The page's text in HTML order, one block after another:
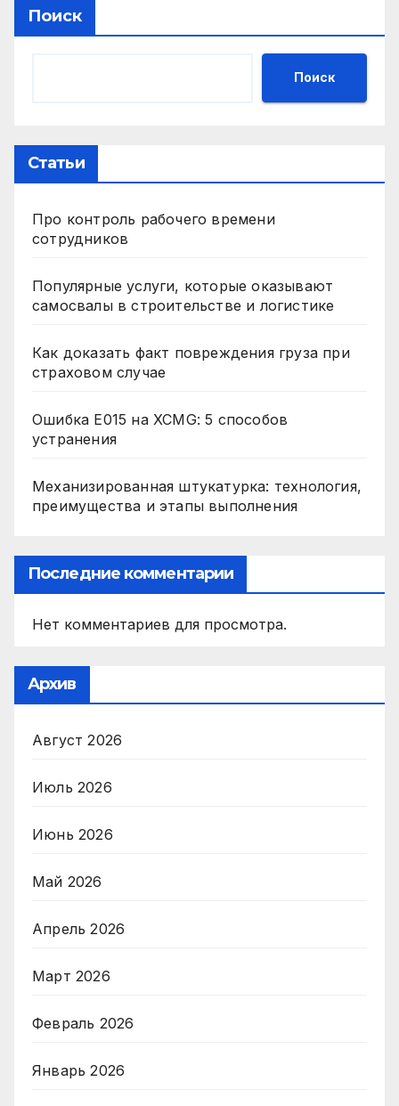
Поиск
Поиск
Статьи
Про контроль рабочего времени
сотрудников
Популярные услуги, которые оказывают
самосвалы в строительстве и логистике
Как доказать факт повреждения груза при
страховом случае
Ошибка E015 на XCMG: 5 способов
устранения
Механизированная штукатурка: технология,
преимущества и этапы выполнения
Последние комментарии
Нет комментариев для просмотра.
Архив
Август 2026
Июль 2026
Июнь 2026
Май 2026
Апрель 2026
Март 2026
Февраль 2026
Январь 2026